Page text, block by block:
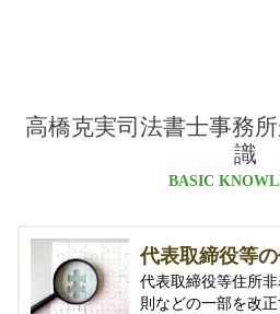
高橋克実司法書士事務
識
BASIC
代表取締役等
代表取締役等住所
則などの一部を改